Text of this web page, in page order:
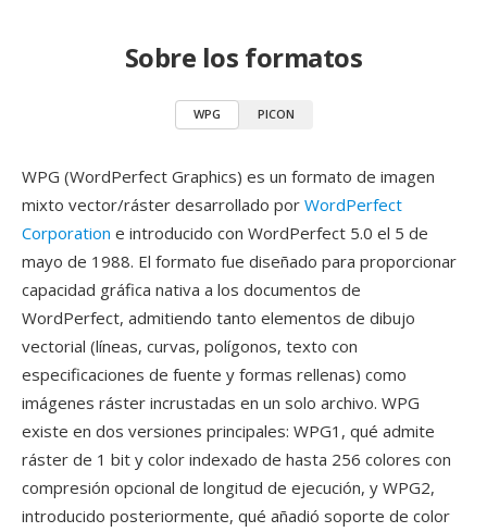
Sobre los formatos
WPG PICON
WPG (WordPerfect Graphics) es un formato de imagen
mixto vector/ráster desarrollado por WordPerfect
Corporation e introducido con WordPerfect 5.0 el 5 de
mayo de 1988. El formato fue diseñado para proporcionar
capacidad gráfica nativa a los documentos de
WordPerfect, admitiendo tanto elementos de dibujo
vectorial (líneas, curvas, polígonos, texto con
especificaciones de fuente y formas rellenas) como
imágenes ráster incrustadas en un solo archivo. WPG
existe en dos versiones principales: WPG1, qué admite
ráster de 1 bit y color indexado de hasta 256 colores con
compresión opcional de longitud de ejecución, y WPG2,
introducido posteriormente, qué añadió soporte de color